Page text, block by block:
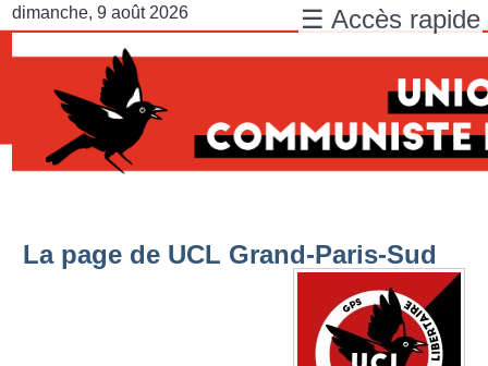
dimanche, 9 août 2026
La page de UCL Grand-Paris-Sud
☰ Accès rapide